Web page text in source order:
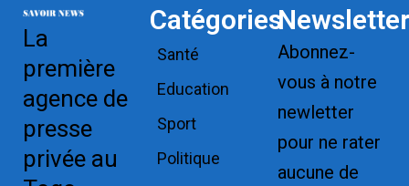
La
première
agence de
presse
privée au
Catégories
Santé
Education
Sport
Politique
Newsletter
Abonnez-
vous à notre
newletter
pour ne rater
aucune de